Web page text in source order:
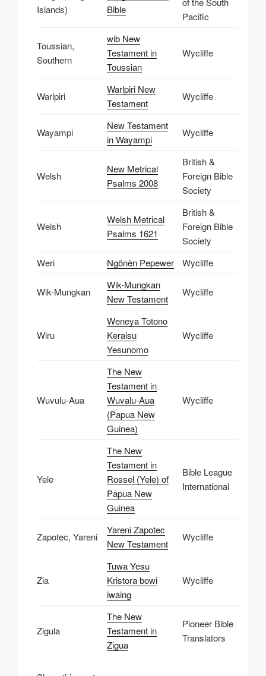
Islands)
Bible
Pacific
Toussian,
Southern
wib New
Testament in
Toussian
Wycliffe
Warlpiri
Warlpiri New
Testament
Wycliffe
Wayampi
New Testament
in Wayampi
Wycliffe
Welsh
New Metrical
Psalms 2008
British &
Foreign Bible
Society
Welsh
Welsh Metrical
Psalms 1621
British &
Foreign Bible
Society
Weri
Ngönën Pepewer Wycliffe
Wik-Mungkan
Wik-Mungkan
New Testament
Wycliffe
Wiru
Weneya Totono
Keraisu
Yesunomo
Wycliffe
Wuvulu-Aua
The New
Testament in
Wuvalu-Aua
(Papua New
Guinea)
Wycliffe
Yele
The New
Testament in
Rossel (Yele) of
Papua New
Guinea
Bible League
International
Zapotec, Yareni
Yareni Zapotec
New Testament
Wycliffe
Zia
Tuwa Yesu
Kristora bowi
iwaing
Wycliffe
Zigula
The New
Testament in
Zigua
Pioneer Bible
Translators